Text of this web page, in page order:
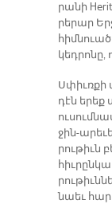
րա­նի
րե­րար
կեդ­րո­նը,
Սփիւռ­քի
դէն
ջին-
րու­թիւն
նաեւ